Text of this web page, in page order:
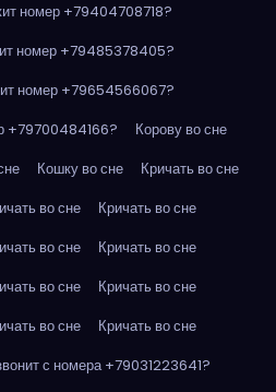
номер +79404708718?
номер +79485378405?
номер +79654566067?
+79700484166?
Корову во сне
Кошку во сне
Кричать во сне
во сне
Кричать во сне
во сне
Кричать во сне
во сне
Кричать во сне
во сне
Кричать во сне
с номера +79031223641?